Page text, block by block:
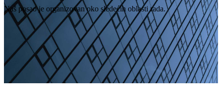
Naš posao je organizovan oko sledećih oblasti rada.